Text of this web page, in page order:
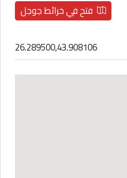
فتح في خرائط جوجل
26.289500,43.908106